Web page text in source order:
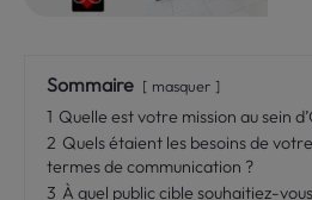
Sommaire masquer
1 Quelle est votre mission au sein
2 Quels étaient les besoins de
termes de communication ?
3 À quel public cible souhaitiez-